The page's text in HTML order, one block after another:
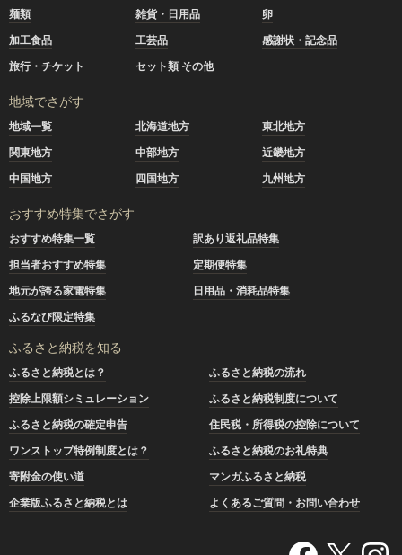
麺類
雑貨・日用品
卵
加工食品
工芸品
感謝状・記念品
旅行・チケット
セット類 その他
地域でさがす
地域一覧 北海道地方
東北地方
関東地方
中部地方
近畿地方
中国地方
四国地方 九州地方
おすすめ特集でさがす
おすすめ特集一覧
訳あり返礼品特集
担当者おすすめ特集
定期便特集
地元が誇る家電特集
日用品・消耗品特集
ふるなび限定特集
ふるさと納税を知る
ふるさと納税とは？
ふるさと納税の流れ
控除上限額シミュレーション
ふるさと納税制度について
ふるさと納税の確定申告
住民税・所得税の控除について
ワンストップ特例制度とは？
ふるさと納税のお礼特典
寄附金の使い道
マンガふるさと納税
企業版ふるさと納税とは
よくあるご質問・お問い合わせ